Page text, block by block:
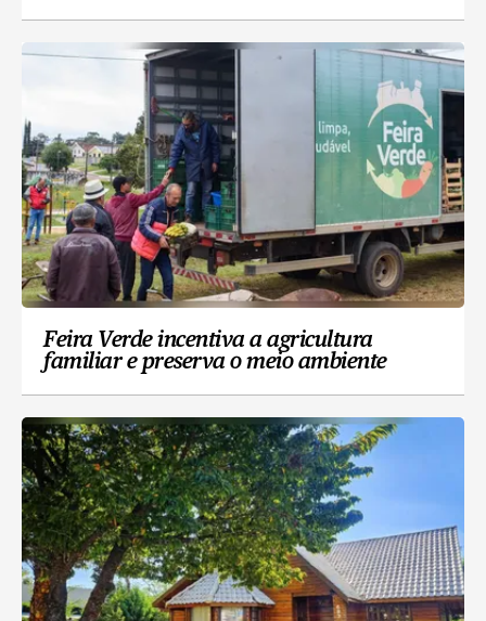
Feira Verde incentiva a agricultura
familiar e preserva o meio ambiente